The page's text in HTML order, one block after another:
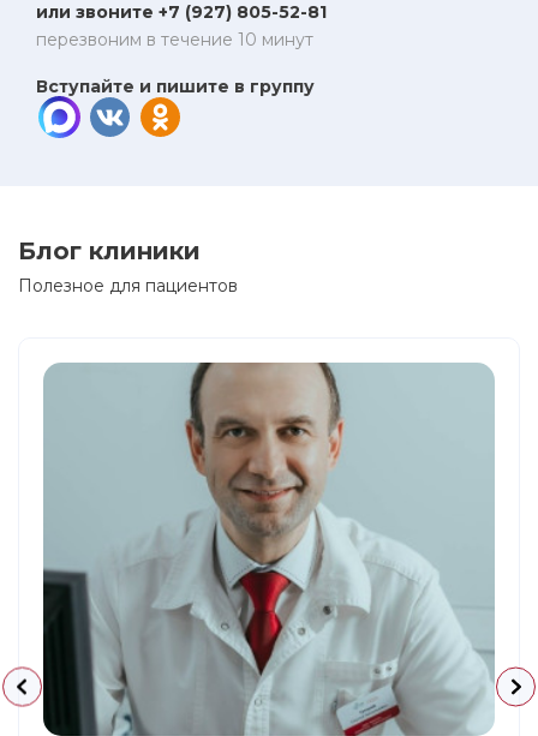
или звоните +7 (927) 805-52-81
перезвоним в течение 10 минут
Вступайте и пишите в группу
Блог клиники
Полезное для пациентов